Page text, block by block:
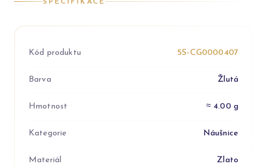
SPECIFIKACE
Kód produktu 5S-CG0000407
Barva Žlutá
Hmotnost ≈ 4.00 g
Kategorie Náušnice
Materiál Zlato